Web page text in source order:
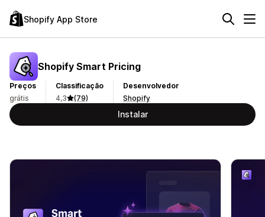
Shopify App Store
Shopify Smart Pricing
Preços
grátis
Classificação
4,3
(79)
Desenvolvedor
Shopify
Instalar